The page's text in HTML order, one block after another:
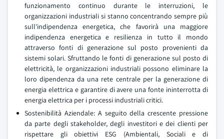
funzionamento continuo durante le interruzioni, le
organizzazioni industriali si stanno concentrando sempre più
sull'indipendenza energetica, che favorirà una maggiore
indipendenza energetica e resilienza in tutto il mondo
attraverso fonti di generazione sul posto provenienti da
sistemi solari. Sfruttando le fonti di generazione sul posto di
elettricità, le organizzazioni industriali possono eliminare la
loro dipendenza da una rete centrale per la generazione di
energia elettrica e garantire di avere una fonte ininterrotta di
energia elettrica per i processi industriali critici.
Sostenibilità Aziendale: A seguito della crescente pressione
da parte degli stakeholder, degli investitori e dei clienti per
rispettare gli obiettivi ESG (Ambientali, Sociali e di